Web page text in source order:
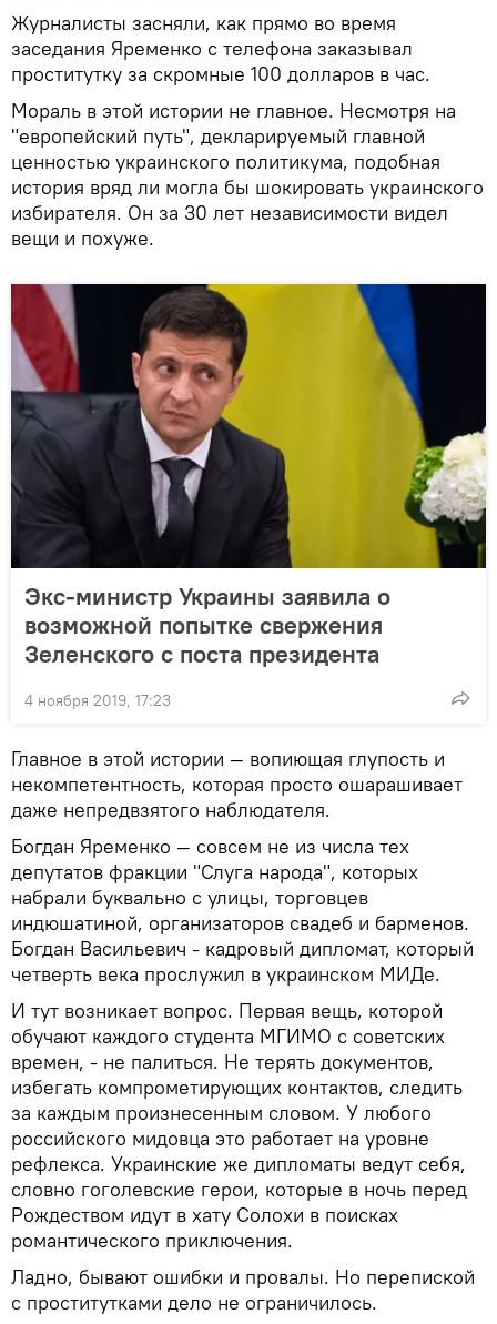
Журналисты засняли, как прямо во время
заседания Яременко с телефона заказывал
проститутку за скромные 100 долларов в час.
Мораль в этой истории не главное. Несмотря на
"европейский путь", декларируемый главной
ценностью украинского политикума, подобная
история вряд ли могла бы шокировать украинского
избирателя. Он за 30 лет независимости видел
вещи и похуже.
Экс-министр Украины заявила о
возможной попытке свержения
Зеленского с поста президента
4 ноября 2019, 17:23
Главное в этой истории — вопиющая глупость и
некомпетентность, которая просто ошарашивает
даже непредвзятого наблюдателя.
Богдан Яременко — совсем не из числа тех
депутатов фракции "Слуга народа", которых
набрали буквально с улицы, торговцев
индюшатиной, организаторов свадеб и барменов.
Богдан Васильевич - кадровый дипломат, который
четверть века прослужил в украинском МИДе.
И тут возникает вопрос. Первая вещь, которой
обучают каждого студента МГИМО с советских
времен, - не палиться. Не терять документов,
избегать компрометирующих контактов, следить
за каждым произнесенным словом. У любого
российского мидовца это работает на уровне
рефлекса. Украинские же дипломаты ведут себя,
словно гоголевские герои, которые в ночь перед
Рождеством идут в хату Солохи в поисках
романтического приключения.
Ладно, бывают ошибки и провалы. Но перепиской
с проститутками дело не ограничилось.